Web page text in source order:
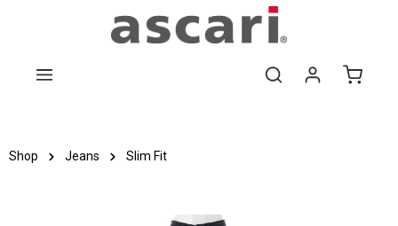
Zum Hauptinhalt springen
Shop Jeans Slim Fit